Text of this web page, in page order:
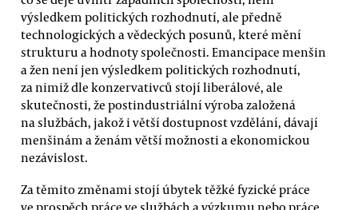
výsledkem politických rozhodnutí, ale předně
technologických a vědeckých posunů, které mění
strukturu a hodnoty společnosti. Emancipace menšin
a žen není jen výsledkem politických rozhodnutí,
za nimiž dle konzervativců stojí liberálové, ale
skutečnosti, že postindustriální výroba založená
na službách, jakož i větší dostupnost vzdělání, dávají
menšinám a ženám větší možnosti a ekonomickou
nezávislost.
Za těmito změnami stojí úbytek těžké fyzické práce
ve prospěch práce ve službách a výzkumu nebo práce